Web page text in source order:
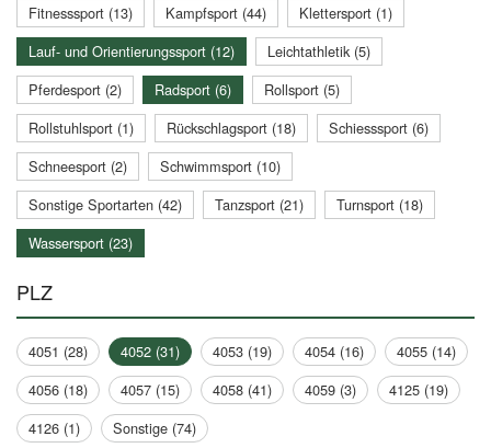
Fitnesssport (13)
Kampfsport (44)
Klettersport (1)
Lauf- und Orientierungssport (12)
Leichtathletik (5)
Pferdesport (2)
Radsport (6)
Rollsport (5)
Rollstuhlsport (1)
Rückschlagsport (18)
Schiesssport (6)
Schneesport (2)
Schwimmsport (10)
Sonstige Sportarten (42)
Tanzsport (21)
Turnsport (18)
Wassersport (23)
PLZ
4051 (28) 4052 (31) 4053 (19) 4054 (16)
4055 (14)
4056 (18)
4057 (15) 4058 (41) 4059 (3)
4125 (19)
4126 (1)
Sonstige (74)